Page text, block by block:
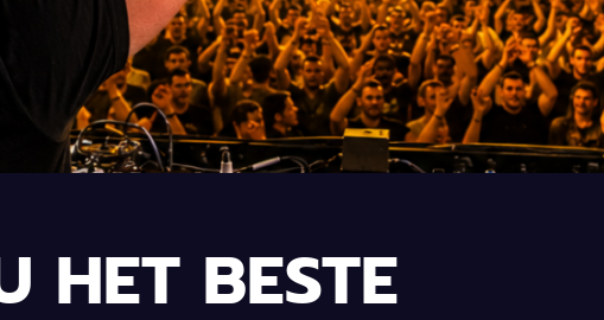
HET BESTE